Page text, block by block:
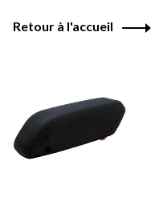
Retour à l'accueil